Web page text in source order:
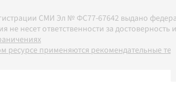
СМИ Эл № ФС77-67642 выдано
не несет ответственности за
применяются рекомендательные